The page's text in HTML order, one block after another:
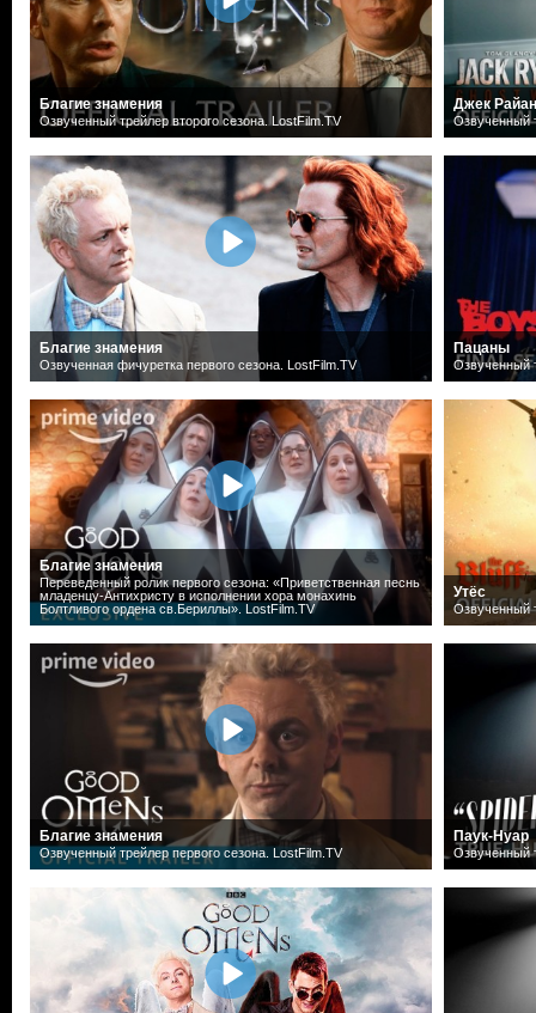
Благие знамения
Озвученный трейлер второго сезона. LostFilm.TV
Благие знамения
Озвученная фичуретка первого сезона. LostFilm.TV
Благие знамения
Переведенный ролик первого сезона: «Приветственная песнь
младенцу-Антихристу в исполнении хора монахинь
Болтливого ордена св.Бериллы». LostFilm.TV
Благие знамения
Озвученный трейлер первого сезона. LostFilm.TV
Джек
Озвученный
Пацаны
Озвученный
Утёс
Озвученный
Паук-Нуар
Озвученный